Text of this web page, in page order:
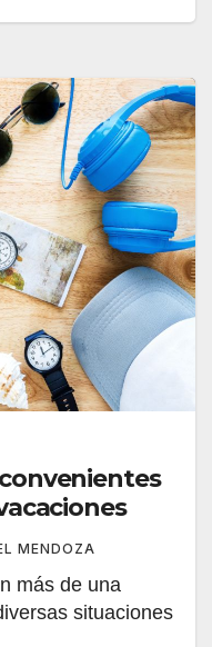
MENDOZA
más de una
situaciones